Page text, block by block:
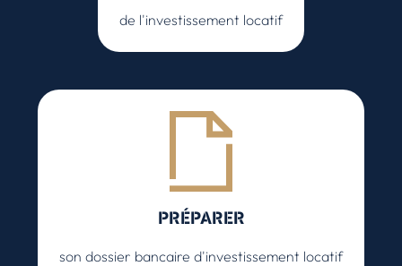
de l'investissement locatif
PRÉPARER
son dossier bancaire d'investissement locatif